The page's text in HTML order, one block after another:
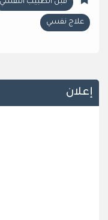
قبل الطبيب النفسي
علاج نفسي
إعلان